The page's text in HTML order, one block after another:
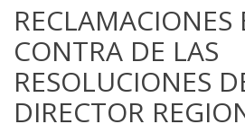
RECLAMACIONES
CONTRA DE LAS
RESOLUCIONES
DIRECTOR